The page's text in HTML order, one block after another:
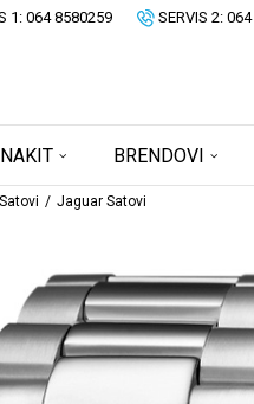
1: 064 8580259 SERVIS 2:
NAKIT BRENDOVI
Satovi Jaguar Satovi